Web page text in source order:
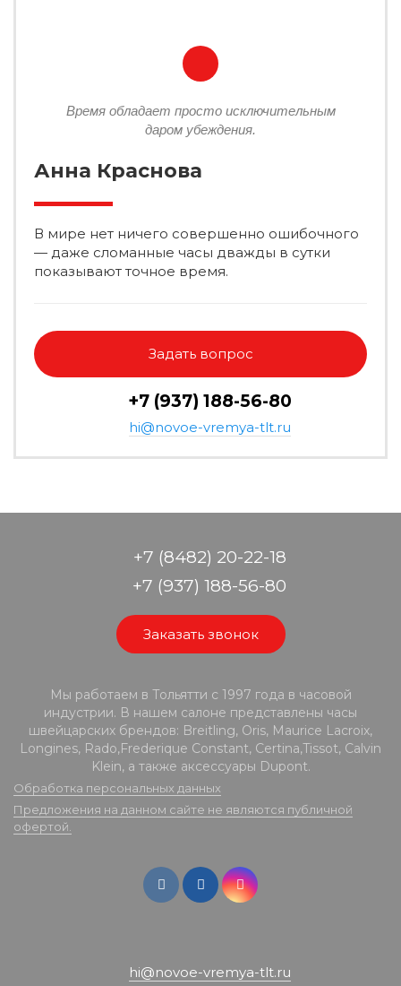
Время обладает просто исключительным
даром убеждения.
Анна Краснова
В мире нет ничего совершенно ошибочного
— даже сломанные часы дважды в сутки
показывают точное время.
Задать вопрос
+7 (937) 188-56-80
hi@novoe-vremya-tlt.ru
+7 (8482) 20-22-18
+7 (937) 188-56-80
Заказать звонок
Мы работаем в Тольятти с 1997 года в часовой
индустрии. В нашем салоне представлены часы
швейцарских брендов: Breitling, Oris, Maurice Lacroix,
Longines, Rado,Frederique Constant, Certina,Tissot, Calvin
Klein, а также аксессуары Dupont.
Обработка персональных данных
Предложения на данном сайте не являются публичной
офертой.
hi@novoe-vremya-tlt.ru